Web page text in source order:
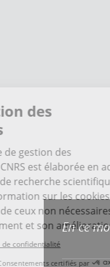
En ce
La gestion
La politique de
cookies du CNRS
sa mission de
donne
le contrôle de
fonctionnement
Lire la politique de